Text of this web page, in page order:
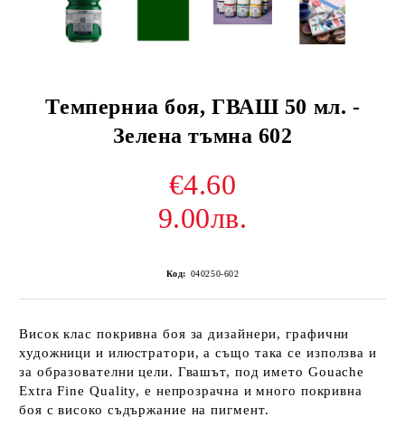
Tемперниа боя, ГВАШ 50 мл. -
Зелена тъмна 602
€4.60
9.00лв.
Код: 040250-602
Висок клас покривна боя за дизайнери, графични
художници и илюстратори, а също така се използва и
за образователни цели. Гвашът, под името Gouache
Extra Fine Quality, е непрозрачна и много покривна
боя с високо съдържание на пигмент.